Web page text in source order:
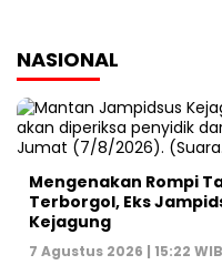
NASIONAL
Mengenakan Rompi
Terborgol, Eks
Kejagung
7 Agustus 2026 | 15:22 WIB